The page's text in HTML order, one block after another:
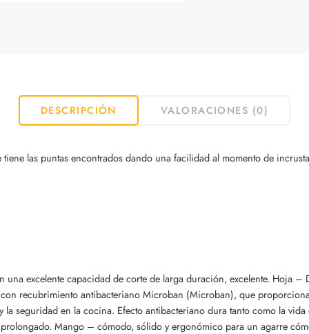
DESCRIPCIÓN VALORACIONES (0)
las puntas encontrados dando una facilidad al momento de
excelente capacidad de corte de larga duración, excelente. Hoja
recubrimiento antibacteriano Microban (Microban), que
seguridad en la cocina. Efecto antibacteriano dura tanto como la
Mango – cómodo, sólido y ergonómico para un agarre